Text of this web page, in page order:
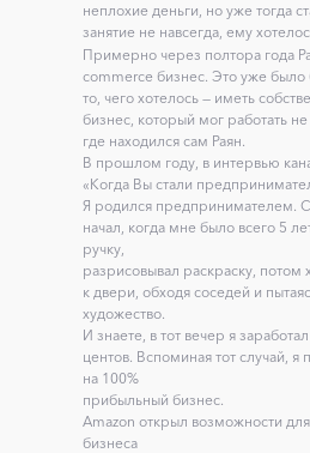
неплохие деньги, но уже тогда
занятие не навсегда, ему
Примерно через полтора года
commerce бизнес. Это уже
то, чего хотелось — иметь
бизнес, который мог работать не
где находился сам Раян.
В прошлом году, в интервью
«Когда Вы стали
Я родился предпринимателем.
начал, когда мне было всего 5
ручку,
разрисовывал раскраску, потом
к двери, обходя соседей и
художество.
И знаете, в тот вечер я
центов. Вспоминая тот случай, я
на 100%
прибыльный бизнес.
Amazon открыл возможности
бизнеса